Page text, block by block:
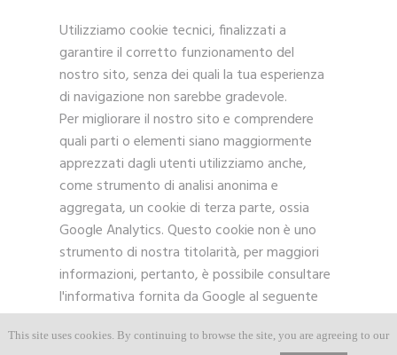
This site uses cookies. By continuing to browse the site, you are agreeing to our
Utilizziamo cookie tecnici, finalizzati a
garantire il corretto funzionamento del
nostro sito, senza dei quali la tua esperienza
di navigazione non sarebbe gradevole.
Per migliorare il nostro sito e comprendere
quali parti o elementi siano maggiormente
apprezzati dagli utenti utilizziamo anche,
come strumento di analisi anonima e
aggregata, un cookie di terza parte, ossia
Google Analytics. Questo cookie non è uno
strumento di nostra titolarità, per maggiori
informazioni, pertanto, è possibile consultare
l'informativa fornita da Google al seguente
indirizzo:
http://www.google.it/policies/privacy/partners/